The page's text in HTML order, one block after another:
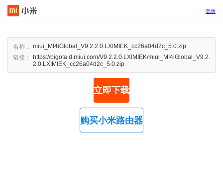
登录
名称：
miui_MI4iGlobal_V9.2.2.0.LXIMIEK_cc26a04d2c_5.0.zip
链接：
https://bigota.d.miui.com/V9.2.2.0.LXIMIEK/miui_MI4iGlobal_V9.2.
2.0.LXIMIEK_cc26a04d2c_5.0.zip
立即下载
购买小米路由器